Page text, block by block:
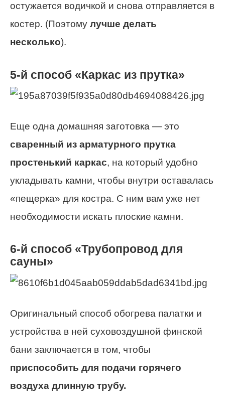
остужается водичкой и снова отправляется в
костер. (Поэтому лучше делать
несколько).
5-й способ «Каркас из прутка»
Еще одна домашняя заготовка — это
сваренный из арматурного прутка
простенький каркас, на который удобно
укладывать камни, чтобы внутри оставалась
«пещерка» для костра. С ним вам уже нет
необходимости искать плоские камни.
6-й способ «Трубопровод для
сауны»
Оригинальный способ обогрева палатки и
устройства в ней суховоздушной финской
бани заключается в том, чтобы
приспособить для подачи горячего
воздуха длинную трубу.